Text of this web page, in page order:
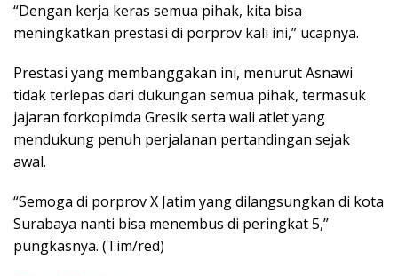
“Dengan kerja keras semua pihak, kita bisa
meningkatkan prestasi di porprov kali ini,” ucapnya.
Prestasi yang membanggakan ini, menurut Asnawi
tidak terlepas dari dukungan semua pihak, termasuk
jajaran forkopimda Gresik serta wali atlet yang
mendukung penuh perjalanan pertandingan sejak
awal.
“Semoga di porprov X Jatim yang dilangsungkan di kota
Surabaya nanti bisa menembus di peringkat 5,”
pungkasnya. (Tim/red)